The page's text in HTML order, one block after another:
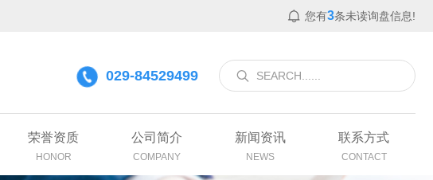
您有3条未读询盘信息!
029-84529499
荣誉资质
HONOR
公司简介
COMPANY
新闻资讯
NEWS
联系方式
CONTACT